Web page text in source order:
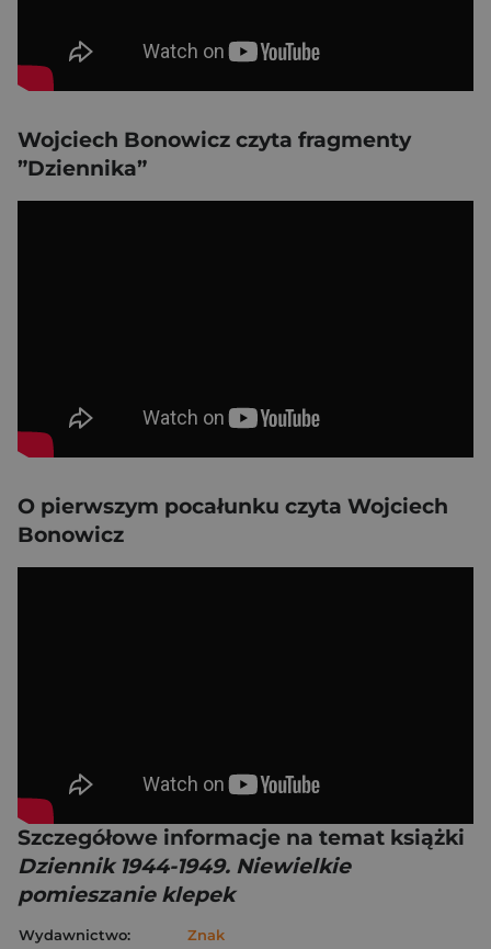
Wojciech Bonowicz czyta fragmenty
”Dziennika”
O pierwszym pocałunku czyta Wojciech
Bonowicz
Szczegółowe informacje na temat książki
Dziennik 1944-1949. Niewielkie
pomieszanie klepek
Wydawnictwo:
Znak